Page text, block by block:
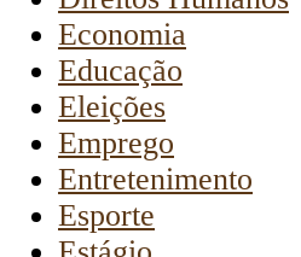
Economia
Educação
Eleições
Emprego
Entretenimento
Esporte